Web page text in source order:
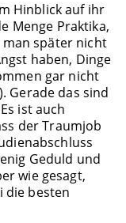
Hinblick auf ihr
Menge Praktika,
man später nicht
haben, Dinge
gar nicht
Gerade das sind
ist auch
der Traumjob
Geduld und
wie gesagt,
die besten